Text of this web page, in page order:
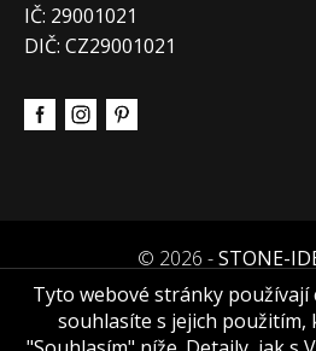
IČ: 29001021
DIČ: CZ29001021
© 2026 -STONE-
Tyto webové stránky používají
souhlasíte s jejich